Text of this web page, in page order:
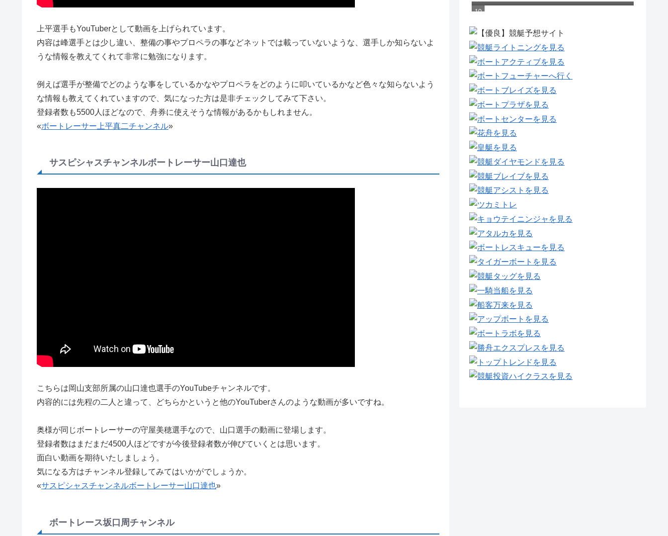
上平選手もYouTuberとして動画を上げられています。
内容は峰選手とは少し違い、整備の事やプロペラの事などネットでは載っていないような、選手しか知らないよ
うな情報を教えてくれて非常に勉強になります。
例えば選手が整備でどのような事をしているかなやプロペラをどのように叩いているかなど色々な知らないよう
な情報も教えてくれていますので、気になった方は是非チェックしてみて下さい。
登録者数も5500人ほどなので、舟券に使えそうな情報があるかもしれません。
«ボートレーサー上平真二チャンネル»
サスピシャスチャンネルボートレーサー山口達也
こちらは岡山支部所属の山口達也選手のYouTubeチャンネルです。
内容的には先程の二人と違って、どちらかというと他のYouTuberさんのような動画が多いですね。
奥様が同じボートレーサーの守屋美穂選手なので、山口選手の動画に登場します。
登録者数はまだまだ4500人ほどですが今後登録者数が伸びていくとは思います。
面白い動画を期待いたしましょう。
気になる方はチャンネル登録してみてはいかがでしょうか。
«サスピシャスチャンネルボートレーサー山口達也»
ボートレース坂口周チャンネル
判を大公開